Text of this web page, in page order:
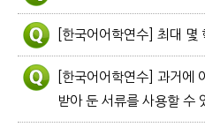
[한국어어학연수] 최대 몇
[한국어어학연수] 과거에
받아 둔 서류를 사용할 수